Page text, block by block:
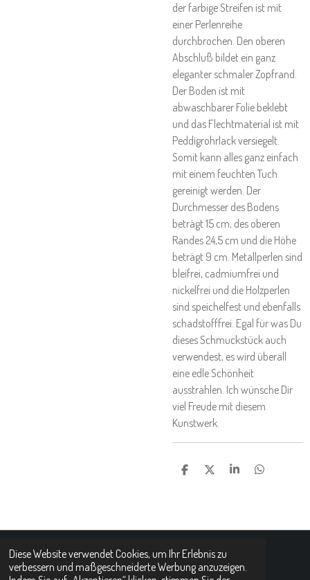
Diese Website verwendet Cookies, um Ihr Erlebnis zu
verbessern und maßgeschneiderte Werbung anzuzeigen.
der farbige Streifen ist mit
einer Perlenreihe
durchbrochen. Den oberen
Abschluß bildet ein ganz
eleganter schmaler Zopfrand.
Der Boden ist mit
abwaschbarer Folie beklebt
und das Flechtmaterial ist mit
Peddigrohrlack versiegelt.
Somit kann alles ganz einfach
mit einem feuchten Tuch
gereinigt werden. Der
Durchmesser des Bodens
beträgt 15 cm, des oberen
Randes 24,5 cm und die Höhe
beträgt 9 cm. Metallperlen sind
bleifrei, cadmiumfrei und
nickelfrei und die Holzperlen
sind speichelfest und ebenfalls
schadstofffrei. Egal für was Du
dieses Schmuckstück auch
verwendest, es wird überall
eine edle Schönheit
ausstrahlen. Ich wünsche Dir
viel Freude mit diesem
Kunstwerk.
T
N
T
N
T
N
T
N
© 2021 - 2026 Handgeflochtene Körbchen und Tabletts
Mit Unterstützung vonWebador